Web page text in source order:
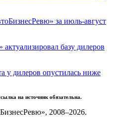
за июль-август
базу дилеров
у дилеров опустилась ниже
на источник обязательна.
2008–2026.